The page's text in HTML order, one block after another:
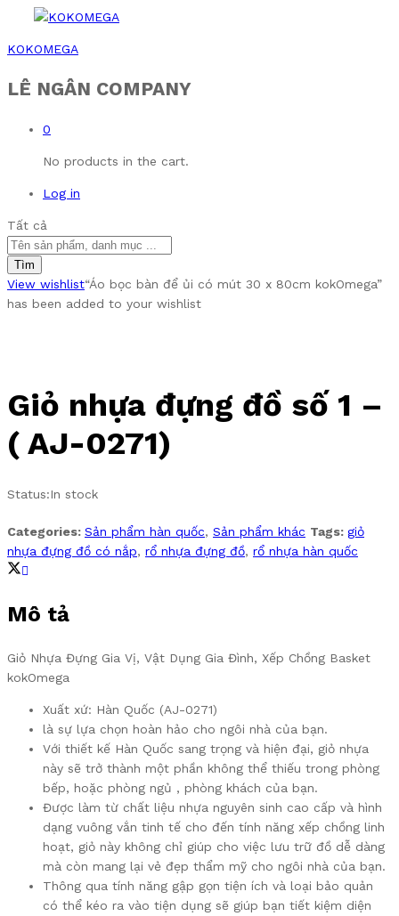
KOKOMEGA
LÊ NGÂN COMPANY
0
No products in the cart.
Log in
Tất cả
Tìm
View wishlist“Áo bọc bàn để ủi có mút 30 x 80cm kokOmega”
has been added to your wishlist
Giỏ nhựa đựng đồ số 1 –
( AJ-0271)
Status:In stock
Categories: Sản phẩm hàn quốc, Sản phẩm khác Tags: giỏ
nhựa đựng đồ có nắp, rổ nhựa đựng đồ, rổ nhựa hàn quốc
Mô tả
Giỏ Nhựa Đựng Gia Vị, Vật Dụng Gia Đình, Xếp Chồng Basket
kokOmega
Xuất xứ: Hàn Quốc (AJ-0271)
là sự lựa chọn hoàn hảo cho ngôi nhà của bạn.
Với thiết kế Hàn Quốc sang trọng và hiện đại, giỏ nhựa
này sẽ trở thành một phần không thể thiếu trong phòng
bếp, hoặc phòng ngủ , phòng khách của bạn.
Được làm từ chất liệu nhựa nguyên sinh cao cấp và hình
dạng vuông vắn tinh tế cho đến tính năng xếp chồng linh
hoạt, giỏ này không chỉ giúp cho việc lưu trữ đồ dễ dàng
mà còn mang lại vẻ đẹp thẩm mỹ cho ngôi nhà của bạn.
Thông qua tính năng gập gọn tiện ích và loại bảo quản
có thể kéo ra vào tiện dụng sẽ giúp bạn tiết kiệm diện